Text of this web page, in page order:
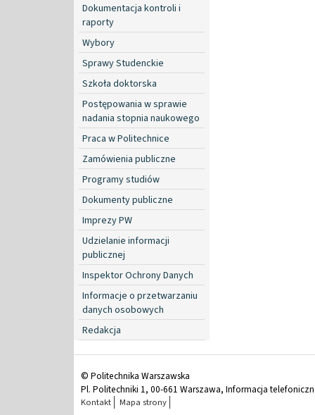
Dokumentacja kontroli i
raporty
Wybory
Sprawy Studenckie
Szkoła doktorska
Postępowania w sprawie
nadania stopnia naukowego
Praca w Politechnice
Zamówienia publiczne
Programy studiów
Dokumenty publiczne
Imprezy PW
Udzielanie informacji
publicznej
Inspektor Ochrony Danych
Informacje o przetwarzaniu
danych osobowych
Redakcja
© Politechnika Warszawska
Pl. Politechniki 1, 00-661 Warszawa, Informacja
Kontakt Mapa strony